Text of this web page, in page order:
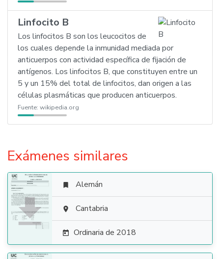
Linfocito B
Los linfocitos B son los leucocitos de
los cuales depende la inmunidad mediada por
anticuerpos con actividad específica de fijación de
antígenos. Los linfocitos B, que constituyen entre un
5 y un 15% del total de linfocitos, dan origen a las
células plasmáticas que producen anticuerpos.
Fuente: wikipedia.org
Exámenes similares

 Alemán
 Cantabria
 Ordinaria de 2018